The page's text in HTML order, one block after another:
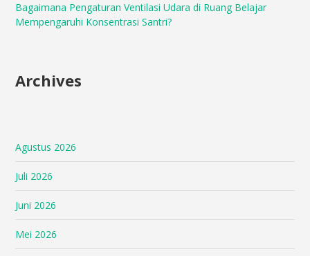
Bagaimana Pengaturan Ventilasi Udara di Ruang Belajar
Mempengaruhi Konsentrasi Santri?
Archives
Agustus 2026
Juli 2026
Juni 2026
Mei 2026